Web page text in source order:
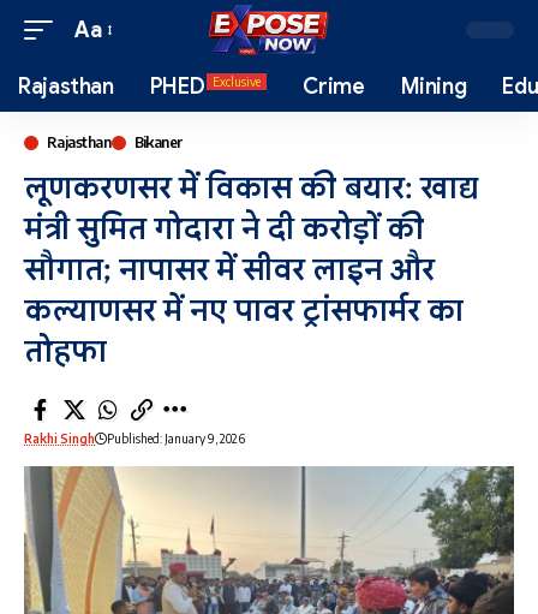
Aa
Rajasthan PHED Exclusive Crime Mining
Rajasthan Bikaner
लूणकरणसर में विकास की बयार: खाद्य
मंत्री सुमित गोदारा ने दी करोड़ों की
सौगात; नापासर में सीवर लाइन और
कल्याणसर में नए पावर ट्रांसफार्मर का
तोहफा
Rakhi Singh Published: January 9, 2026